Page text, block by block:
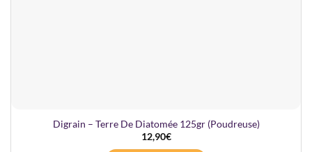
Digrain – Terre De Diatomée 125gr (Poudreuse)
12,90€